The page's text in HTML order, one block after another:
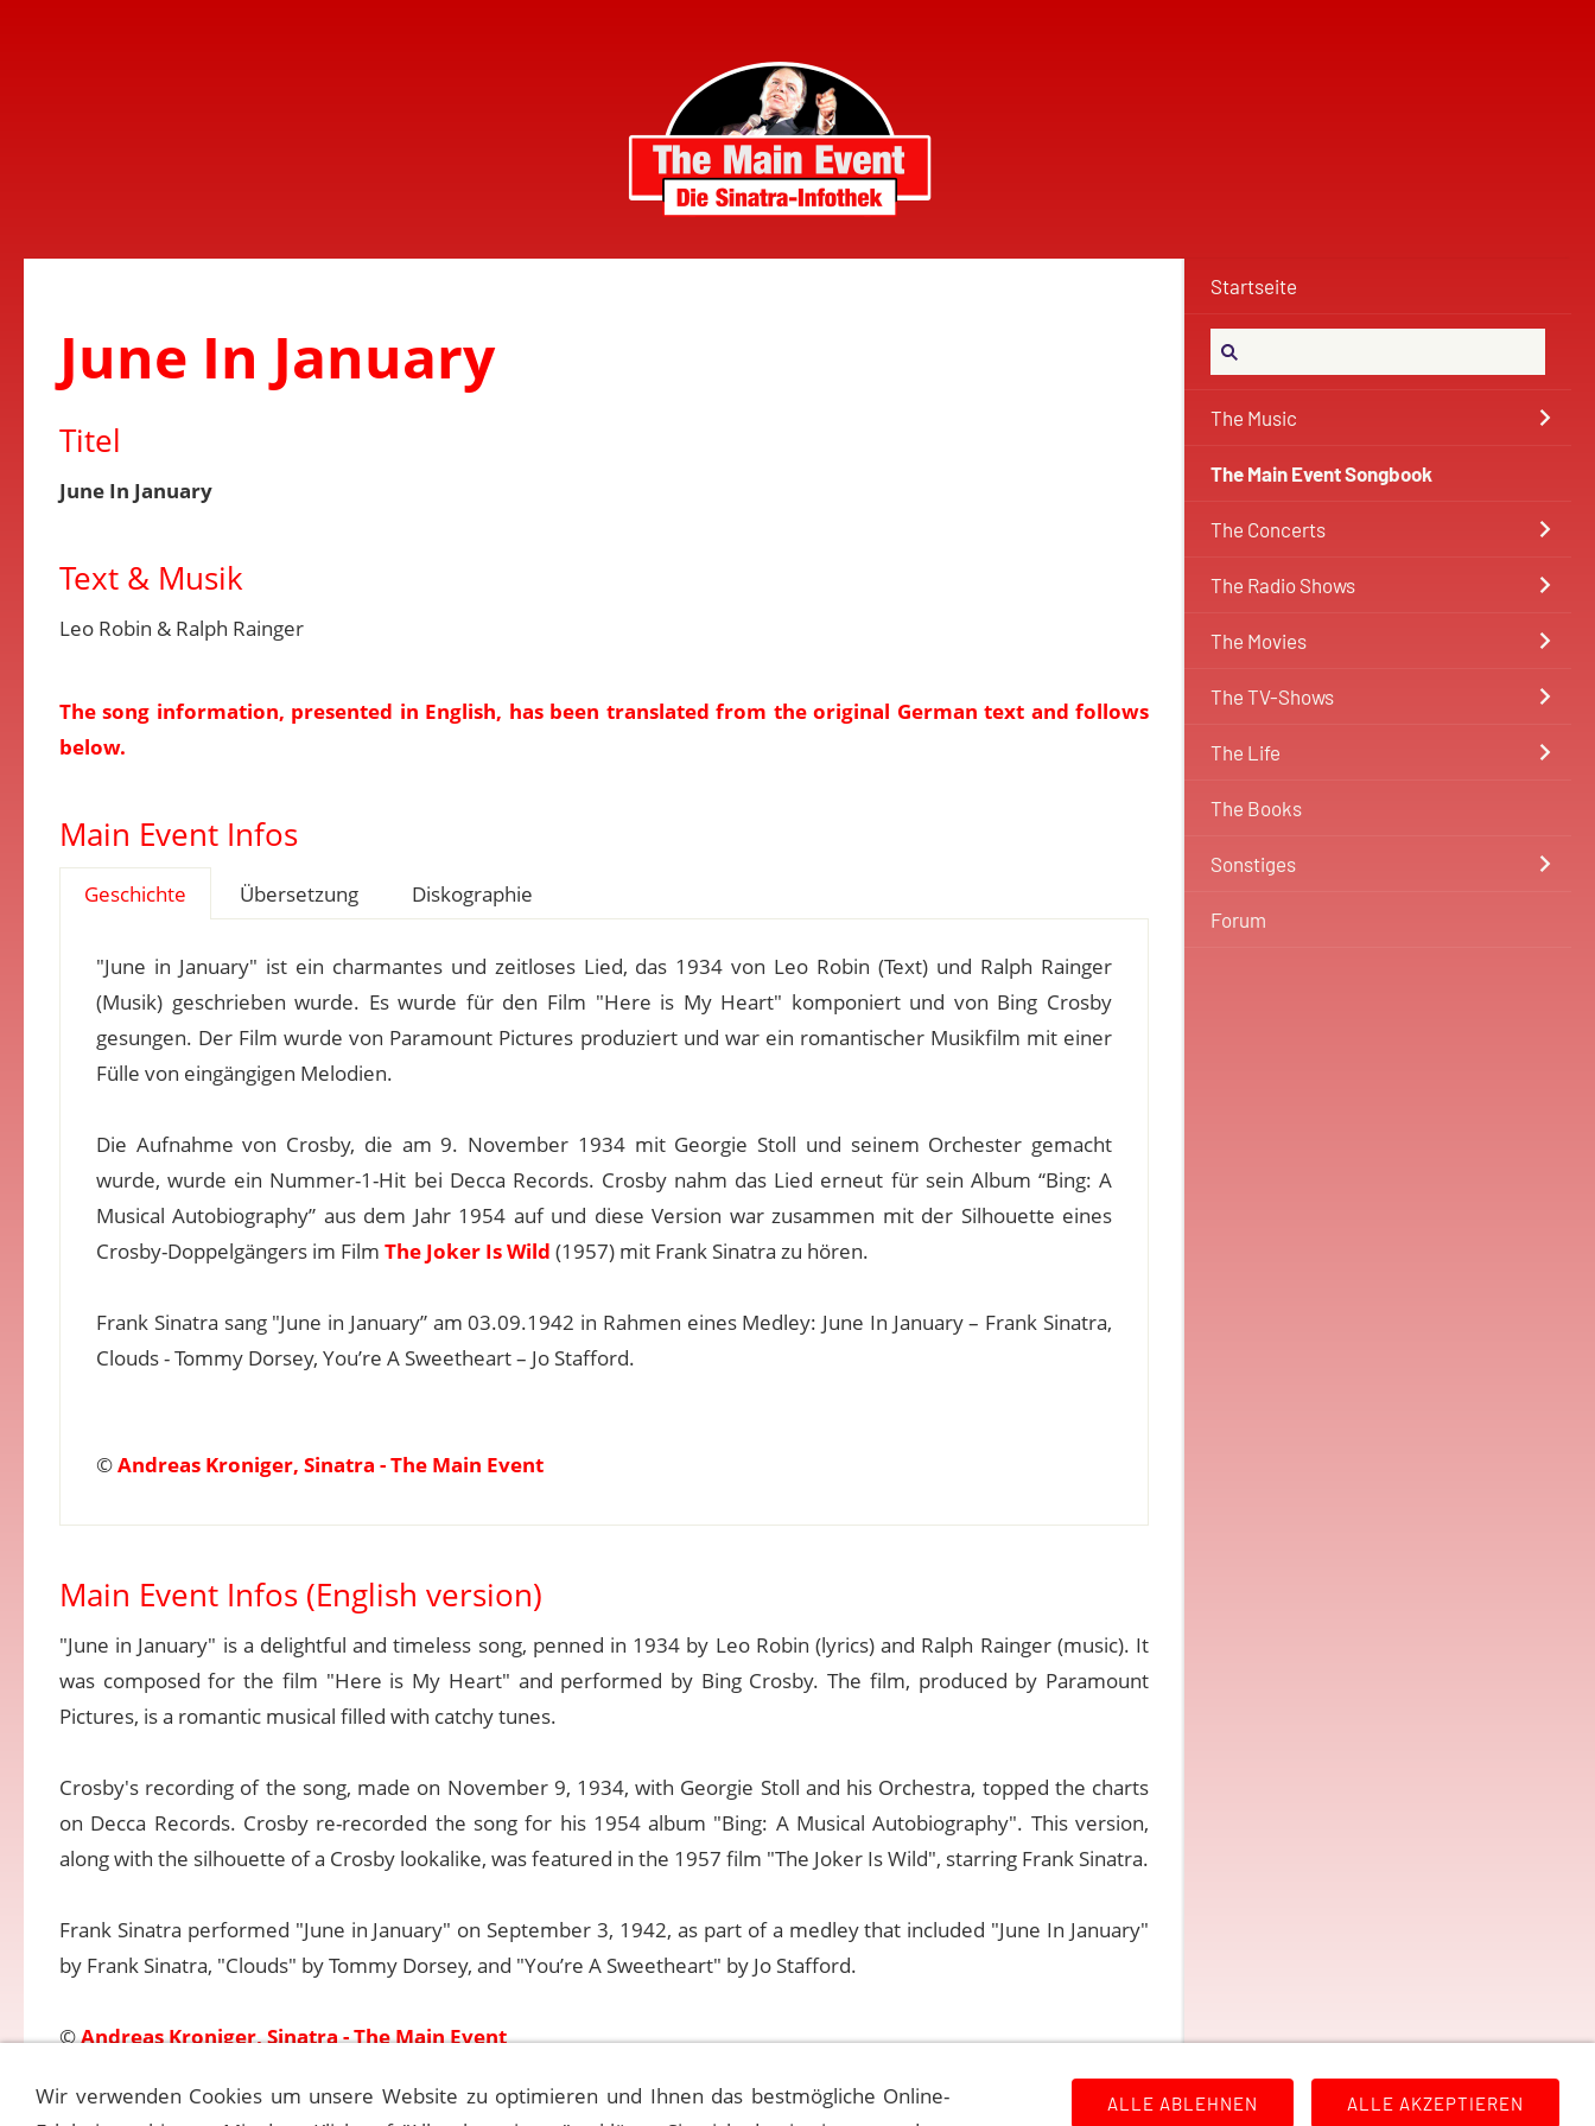
Startseite
The Music
The Main Event Songbook
The Concerts
The Radio Shows
The Movies
The TV-Shows
The Life
The Books
Sonstiges
Forum
June In January
Titel
June In January
Text & Musik
Leo Robin & Ralph Rainger
The song information, presented in English, has been translated from the original German text and follows
below.
Main Event Infos
Geschichte Übersetzung Diskographie
"June in January" ist ein charmantes und zeitloses Lied, das 1934 von Leo Robin (Text) und Ralph Rainger
(Musik) geschrieben wurde. Es wurde für den Film "Here is My Heart" komponiert und von Bing Crosby
gesungen. Der Film wurde von Paramount Pictures produziert und war ein romantischer Musikfilm mit einer
Fülle von eingängigen Melodien.
Die Aufnahme von Crosby, die am 9. November 1934 mit Georgie Stoll und seinem Orchester gemacht
wurde, wurde ein Nummer-1-Hit bei Decca Records. Crosby nahm das Lied erneut für sein Album “Bing: A
Musical Autobiography” aus dem Jahr 1954 auf und diese Version war zusammen mit der Silhouette eines
Crosby-Doppelgängers im Film The Joker Is Wild (1957) mit Frank Sinatra zu hören.
Frank Sinatra sang "June in January” am 03.09.1942 in Rahmen eines Medley: June In January – Frank Sinatra,
Clouds - Tommy Dorsey, You’re A Sweetheart – Jo Stafford.
©Andreas Kroniger, Sinatra - The Main Event
Main Event Infos (English version)
"June in January" is a delightful and timeless song, penned in 1934 by Leo Robin (lyrics) and Ralph Rainger (music). It
was composed for the film "Here is My Heart" and performed by Bing Crosby. The film, produced by Paramount
Pictures, is a romantic musical filled with catchy tunes.
Crosby's recording of the song, made on November 9, 1934, with Georgie Stoll and his Orchestra, topped the charts
on Decca Records. Crosby re-recorded the song for his 1954 album "Bing: A Musical Autobiography". This version,
along with the silhouette of a Crosby lookalike, was featured in the 1957 film "The Joker Is Wild", starring Frank Sinatra.
Frank Sinatra performed "June in January" on September 3, 1942, as part of a medley that included "June In January"
by Frank Sinatra, "Clouds" by Tommy Dorsey, and "You’re A Sweetheart" by Jo Stafford.
©Andreas Kroniger, Sinatra - The Main Event
Wir verwenden Cookies um unsere Website zu optimieren und Ihnen das bestmögliche Online-
ALLE AKZEPTIEREN
ALLE ABLEHNEN